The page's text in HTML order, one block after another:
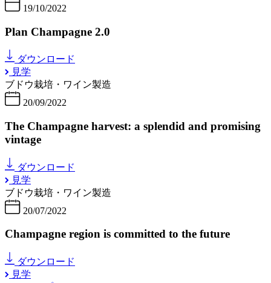
19/10/2022
Plan Champagne 2.0
ダウンロード
見学
ブドウ栽培・ワイン製造
20/09/2022
The Champagne harvest: a splendid and promising
vintage
ダウンロード
見学
ブドウ栽培・ワイン製造
20/07/2022
Champagne region is committed to the future
ダウンロード
見学